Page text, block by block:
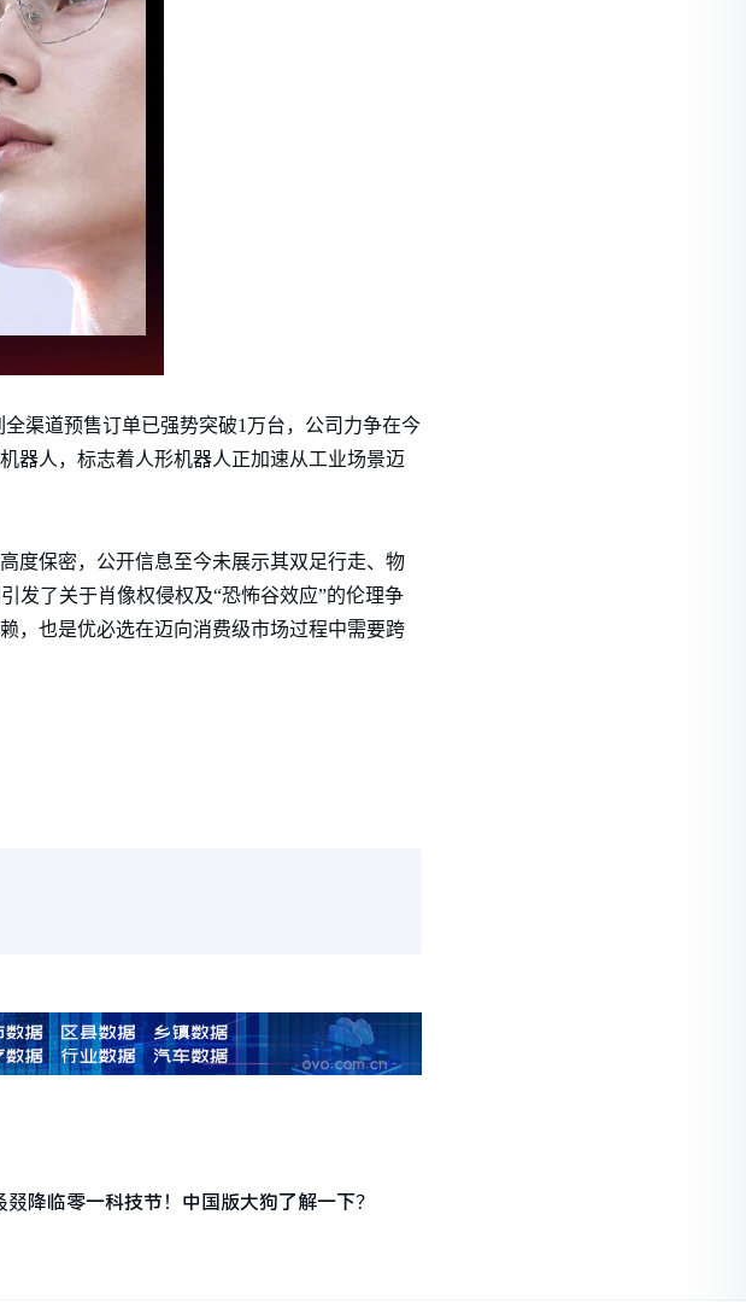
渠道预售订单已强势突破1万台，公司力争在今
器人，标志着人形机器人正加速从工业场景迈
度保密，公开信息至今未展示其双足行走、物
发了关于肖像权侵权及“恐怖谷效应”的伦理争
，也是优必选在迈向消费级市场过程中需要跨
叕降临零一科技节！中国版大狗了解一下？